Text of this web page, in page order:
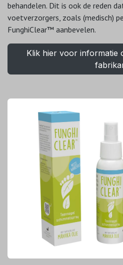
behandelen. Dit is ook de reden
voetverzorgers, zoals (medisch)
FunghiClear™ aanbevelen.
Klik hier voor informatie